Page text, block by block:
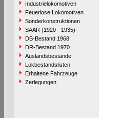
Industrielokomotiven
Feuerlose Lokomotiven
Sonderkonstruktionen
SAAR (1920 - 1935)
DB-Bestand 1968
DR-Bestand 1970
Auslandsbestände
Lokbestandslisten
Erhaltene Fahrzeuge
Zerlegungen